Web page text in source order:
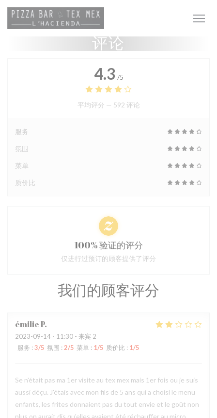
Cookie管理面板
评论
我们的顾客评分
émilieP
2023-09-14 - 11:30 - 来宾 2
服务 : 3/5 氛围 : 2/5 菜单 : 1/5 质价比 : 1/5
Se n'était pas ma 1er visite au tex mex mais 1er fois ou je suis
aussi déçu. J'étais avec mon fils de 5 ans qui a choisi le menu
enfants, les frites donnaient pas du tout envie et le goût non
plus on aurait dis qu'elles avaient été réchauffer au micro
4.3 /5
平均评分 — 592 评论
服务
氛围
菜单
质价比
100% 验证的评分
仅进行过预订的顾客提供了评分